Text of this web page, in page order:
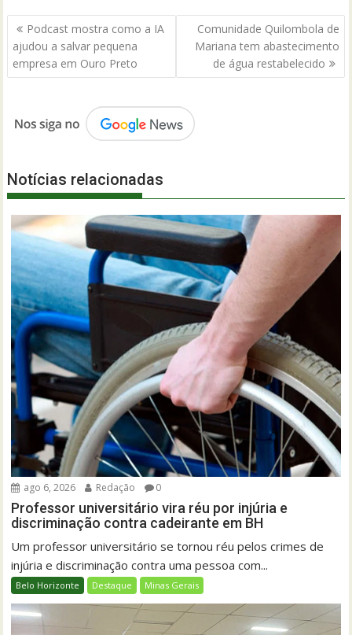
Navegação
de
Post
Podcast mostra como a IA
ajudou a salvar pequena
empresa em Ouro Preto
Comunidade Quilombola de
Mariana tem abastecimento
de água restabelecido
Notícias relacionadas
ago 6, 2026 Redação 0
Professor universitário vira réu por injúria e
discriminação contra cadeirante em BH
Um professor universitário se tornou réu pelos crimes de
injúria e discriminação contra uma pessoa com...
Belo Horizonte Destaque Minas Gerais